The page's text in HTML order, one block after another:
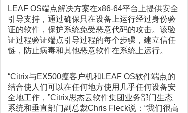
LEAF OS端点解决方案在x86-64平台上提供安全
引导支持，通过确保只在设备上运行经过身份验
证的软件，保护系统免受恶意代码的攻击。该验
证过程验证端点引导过程的每个步骤，建立信任
链，防止病毒和其他恶意软件在系统上运行。
“Citrix与EX500瘦客户机和LEAF OS软件端点的
结合使人们可以在任何地方使用几乎任何设备安
全地工作，”Citrix思杰云软件集团业务部门生态
系统和垂直部门副总裁Chris Fleck说：“我们很高